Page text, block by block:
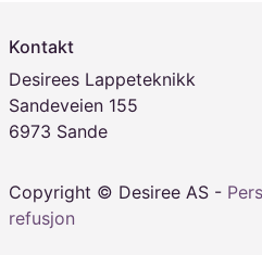
Kontakt
Desirees Lappeteknikk
Sandeveien 155
6973 Sande
Copyright © Desiree AS -
refusjon